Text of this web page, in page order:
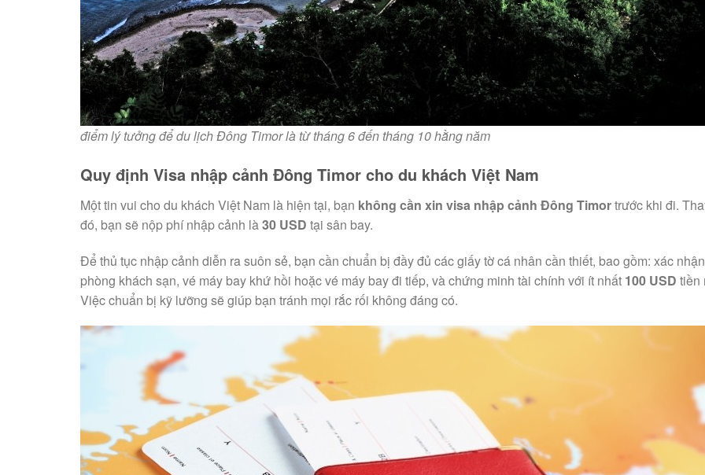
điểm lý tưởng để du lịch Đông Timor là từ tháng 6 đến tháng 10 hằng năm
Quy định Visa nhập cảnh Đông Timor cho du khách Việt Nam
Một tin vui cho du khách Việt Nam là hiện tại, bạn không cần xin visa nhập cảnh Đông Timortrước khi đi.
đó, bạn sẽ nộp phí nhập cảnh là30 USD tại sân bay.
Để thủ tục nhập cảnh diễn ra suôn sẻ, bạn cần chuẩn bị đầy đủ các giấy tờ cá nhân cần thiết, bao gồm: xác
phòng khách sạn, vé máy bay khứ hồi hoặc vé máy bay đi tiếp, và chứng minh tài chính với ít nhất 100 USD tiền
Việc chuẩn bị kỹ lưỡng sẽ giúp bạn tránh mọi rắc rối không đáng có.